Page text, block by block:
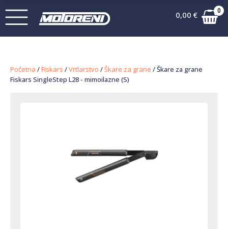
0,00 € 0
Početna /Fiskars /Vrtlarstvo /Škare za grane / Škare za grane
Fiskars SingleStep L28 - mimoilazne (S)